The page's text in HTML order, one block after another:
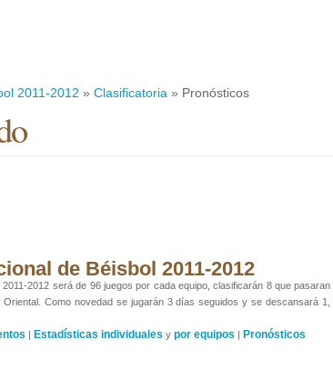
2011-2012 » Clasificatoria » Pronósticos
de Béisbol 2011-2012
2012 será de 96 juegos por cada equipo, clasificarán 8 que
Como novedad se jugarán 3 días seguidos y se descansará 1,
| Estadísticas individuales y por equipos | Pronósticos